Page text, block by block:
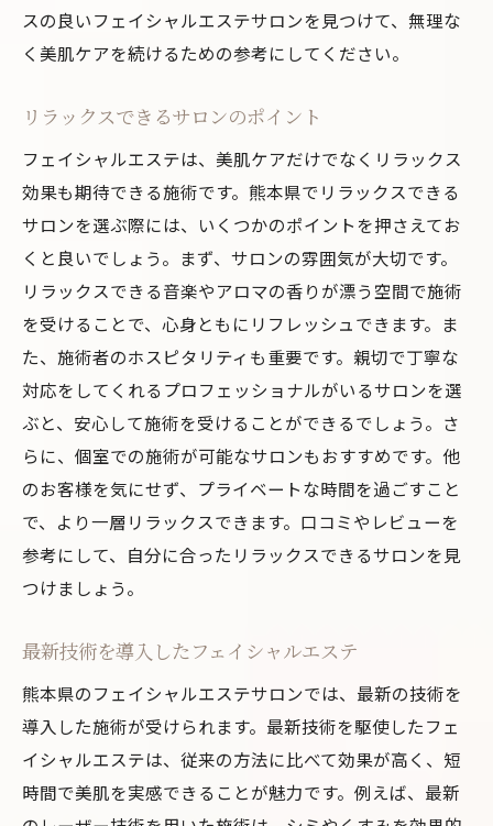
口コミで選ばれる理由
プロのカウンセリングが魅力
安心して通えるサロンの特徴
高評価サロンで美肌を手に入れる方法
スの良いフェイシャルエステサロンを見つけて、無理な
く美肌ケアを続けるための参考にしてください。
リラックスできるサロンのポイント
フェイシャルエステは、美肌ケアだけでなくリラックス
効果も期待できる施術です。熊本県でリラックスできる
サロンを選ぶ際には、いくつかのポイントを押さえてお
くと良いでしょう。まず、サロンの雰囲気が大切です。
リラックスできる音楽やアロマの香りが漂う空間で施術
を受けることで、心身ともにリフレッシュできます。ま
た、施術者のホスピタリティも重要です。親切で丁寧な
対応をしてくれるプロフェッショナルがいるサロンを選
ぶと、安心して施術を受けることができるでしょう。さ
らに、個室での施術が可能なサロンもおすすめです。他
のお客様を気にせず、プライベートな時間を過ごすこと
で、より一層リラックスできます。口コミやレビューを
参考にして、自分に合ったリラックスできるサロンを見
つけましょう。
最新技術を導入したフェイシャルエステ
熊本県のフェイシャルエステサロンでは、最新の技術を
導入した施術が受けられます。最新技術を駆使したフェ
イシャルエステは、従来の方法に比べて効果が高く、短
時間で美肌を実感できることが魅力です。例えば、最新